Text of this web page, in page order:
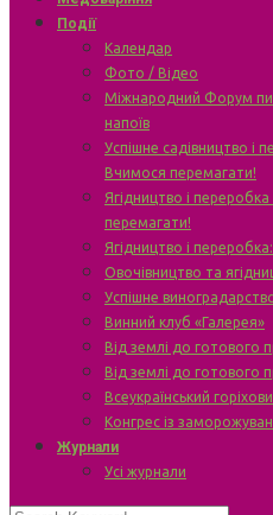
Події
Календар
Фото / Відео
Міжнародний Форум
напоїв
Успішне садівництво і
Вчимося перемагати!
Ягідництво і
перемагати!
Ягідництво і переробка:
Овочівництво та
Успішне
Винний клуб «Галерея»
Від землі до готового
Від землі до готового
Всеукраїнський
Конгрес із
Журнали
Усі журнали